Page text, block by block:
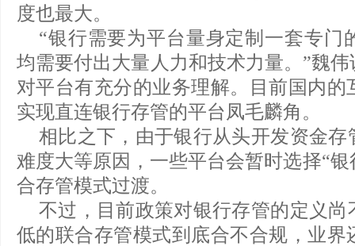
度也最大。
“银行需要为平台量身定制一套专门
均需要付出大量人力和技术力量。”魏
对平台有充分的业务理解。目前国内
实现直连银行存管的平台凤毛麟角。
相比之下，由于银行从头开发资金
难度大等原因，一些平台会暂时选择“
合存管模式过渡。
不过，目前政策对银行存管的定义
低的联合存管模式到底合不合规，业界